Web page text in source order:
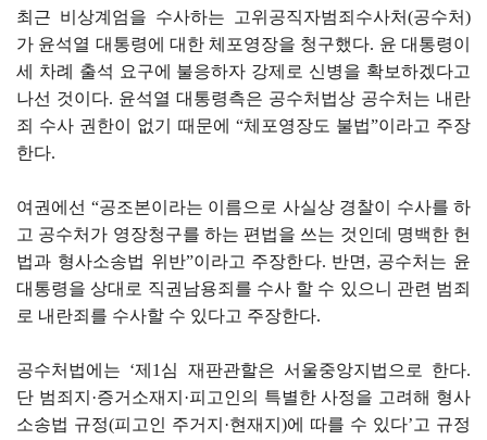
최근 비상계엄을 수사하는 고위공직자범죄수사처(공수처)
가 윤석열 대통령에 대한 체포영장을 청구했다. 윤 대통령이
세 차례 출석 요구에 불응하자 강제로 신병을 확보하겠다고
나선 것이다. 윤석열 대통령측은 공수처법상 공수처는 내란
죄 수사 권한이 없기 때문에 “체포영장도 불법”이라고 주장
한다.
여권에선 “공조본이라는 이름으로 사실상 경찰이 수사를 하
고 공수처가 영장청구를 하는 편법을 쓰는 것인데 명백한 헌
법과 형사소송법 위반”이라고 주장한다. 반면, 공수처는 윤
대통령을 상대로 직권남용죄를 수사 할 수 있으니 관련 범죄
로 내란죄를 수사할 수 있다고 주장한다.
공수처법에는 ‘제1심 재판관할은 서울중앙지법으로 한다.
단 범죄지·증거소재지·피고인의 특별한 사정을 고려해 형사
소송법 규정(피고인 주거지·현재지)에 따를 수 있다’고 규정